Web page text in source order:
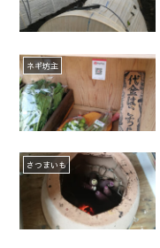
ネギ坊主
さつまいも